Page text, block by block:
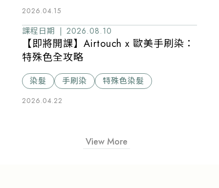
2026.04.15
課程日期 | 2026.08.10
【即將開課】Airtouch x 歐美手刷染：
特殊色全攻略
染髮 手刷染 特殊色染髮
2026.04.22
View More